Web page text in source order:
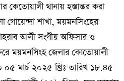
থানায় হস্তান্তর করা
গোয়েন্দা শাখা, ময়মনসিংহের
আলী সংগীয় অফিসার ও
ময়মনসিংহ জেলার কোতোয়ালী
০৫ মার্চ ২০২৫ খ্রিঃ তারিখ ১৮.৪৫